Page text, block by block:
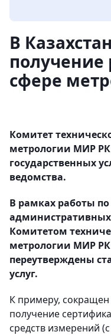
В
получение
сфере
Комитет
метрологии МИР РК
государственных
ведомства.
В рамках работы
административных
Комитетом
метрологии МИР
переутверждены
услуг.
К примеру, сокращен
получение
средств измерений